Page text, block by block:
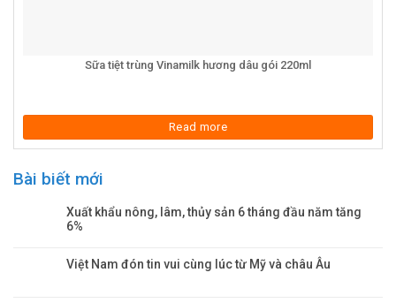
Sữa tiệt trùng Vinamilk hương dâu gói 220ml
Read more
Bài biết mới
Xuất khẩu nông, lâm, thủy sản 6 tháng đầu năm tăng
6%
Việt Nam đón tin vui cùng lúc từ Mỹ và châu Âu